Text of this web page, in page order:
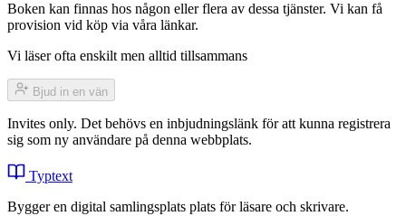
Boken kan finnas hos någon eller flera av dessa tjänster. Vi kan få
provision vid köp via våra länkar.
Vi läser ofta enskilt men alltid tillsammans
Bjud in en vän
Invites only. Det behövs en inbjudningslänk för att kunna registrera
sig som ny användare på denna webbplats.
Typtext
Bygger en digital samlingsplats plats för läsare och skrivare.